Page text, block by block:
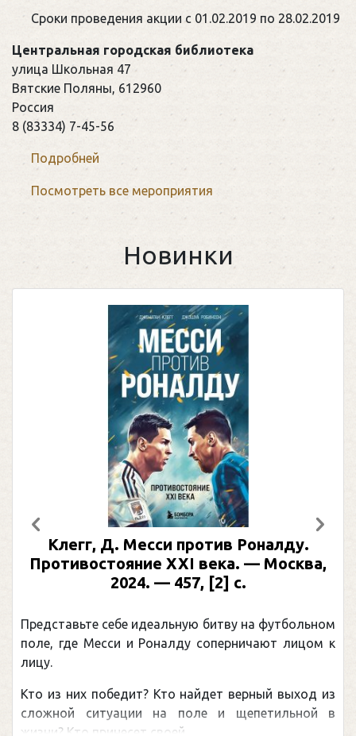
Сроки проведения акции с 01.02.2019 по 28.02.2019
Центральная городская библиотека
улица Школьная 47
Вятские Поляны, 612960
Россия
8 (83334) 7-45-56
Подробней
Посмотреть все мероприятия
Новинки
Клегг, Д. Месси против Роналду.
Противостояние XXI века. — Москва,
2024. — 457, [2] с.
Представьте себе идеальную битву на футбольном
поле, где Месси и Роналду соперничают лицом к
лицу.
Кто из них победит? Кто найдет верный выход из
сложной ситуации на поле и щепетильной в
жизни? Кто принесет своей ...
Предыдущий